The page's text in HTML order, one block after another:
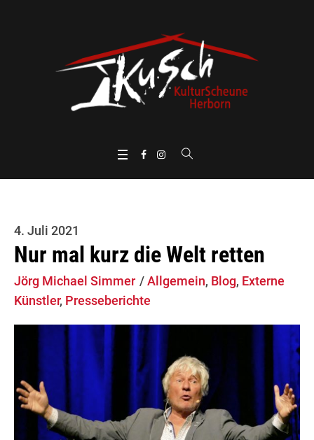
4. Juli 2021
Nur mal kurz die Welt retten
Jörg Michael Simmer Allgemein, Blog, Externe
Künstler, Presseberichte